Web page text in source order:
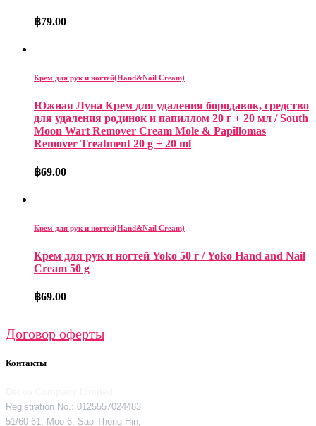
฿79.00
Крем для рук и ногтей(Hand&Nail Cream)
Южная Луна Крем для удаления бородавок, средство
для удаления родинок и папиллом 20 г + 20 мл / South
Moon Wart Remover Cream Mole & Papillomas
Remover Treatment 20 g + 20 ml
฿69.00
Крем для рук и ногтей(Hand&Nail Cream)
Крем для рук и ногтей Yoko 50 г / Yoko Hand and Nail
Cream 50 g
฿69.00
Договор оферты
Контакты
Registration No.: 0125557024483
51/60-61, Moo 6, Sao Thong Hin,